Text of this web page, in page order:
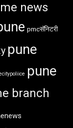
news
pmcसॅनिटरी
pune
pune
branch